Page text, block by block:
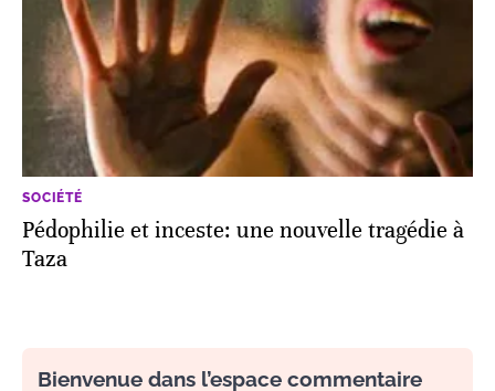
SOCIÉTÉ
Pédophilie et inceste: une nouvelle tragédie à
Taza
Bienvenue dans l’espace commentaire